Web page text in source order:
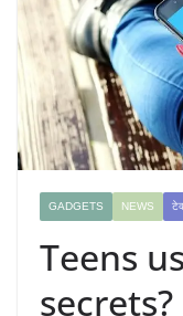
GADGETS NEWS
Teens
secrets?